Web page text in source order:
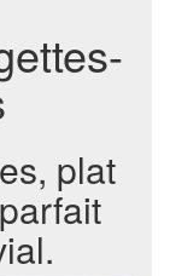
plat